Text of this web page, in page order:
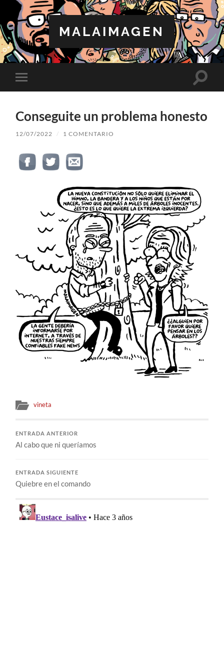
MALAIMAGEN
Alternar
el
Conseguite un problema honesto
12/07/2022 / 1 COMENTARIO
vineta
ENTRADA ANTERIOR
Al cabo que ni queríamos
ENTRADA SIGUIENTE
Quiebre en el comando